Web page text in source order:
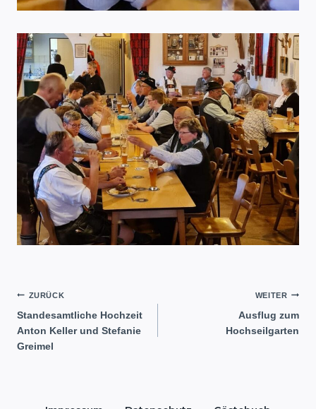
Beitragsnavigation
ZURÜCK
Standesamtliche Hochzeit
Anton Keller und Stefanie
Greimel
WEITER
Ausflug zum
Hochseilgarten